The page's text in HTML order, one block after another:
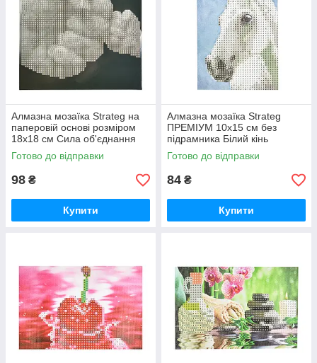
Алмазна мозаїка Strateg на
паперовій основі розміром
18х18 см Сила об'єднання
(JUB14404)
Готово до відправки
98 ₴
Купити
Алмазна мозаїка Strateg
ПРЕМІУМ 10х15 см без
підрамника Білий кінь
(YAB14431)
Готово до відправки
84 ₴
Купити